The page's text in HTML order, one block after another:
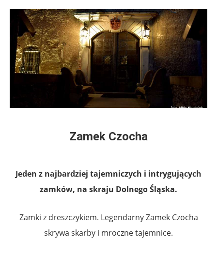
Zamek Czocha
Jeden z najbardziej tajemniczych i intrygujących
zamków, na skraju Dolnego Śląska.
Zamki z dreszczykiem. Legendarny Zamek Czocha
skrywa skarby i mroczne tajemnice.